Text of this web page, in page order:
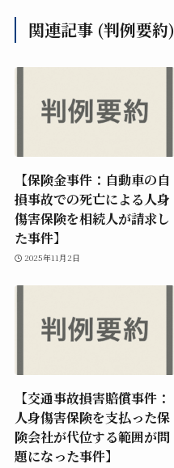
関連記事 (判例要約)
【保険金事件：自動車の自
損事故での死亡による人身
傷害保険を相続人が請求し
た事件】
2025年11月2日
【交通事故損害賠償事件：
人身傷害保険を支払った保
険会社が代位する範囲が問
題になった事件】